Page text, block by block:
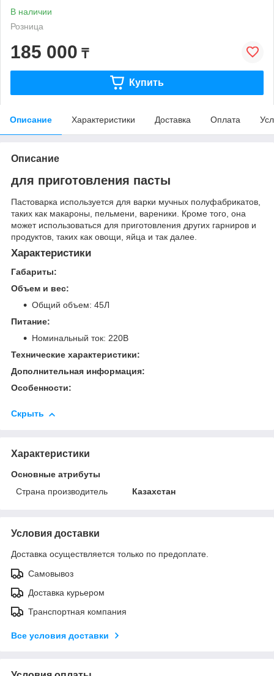
В наличии
Розница
185 000 ₸
Купить
Описание Характеристики Доставка Оплата
Описание
для приготовления пасты
Пастоварка используется для варки мучных полуфабрикатов,
таких как макароны, пельмени, вареники. Кроме того, она
может использоваться для приготовления других гарниров и
продуктов, таких как овощи, яйца и так далее.
Характеристики
Габариты:
Объем и вес:
Общий объем: 45Л
Питание:
Номинальный ток: 220В
Технические характеристики:
Дополнительная информация:
Особенности:
Скрыть
Характеристики
Основные атрибуты
Страна производитель
Казахстан
Условия доставки
Доставка осуществляется только по предоплате.
Самовывоз
Доставка курьером
Транспортная компания
Все условия доставки